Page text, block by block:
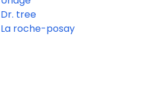
Dr. tree
La roche-posay